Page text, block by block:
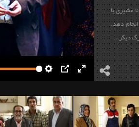
مشیری با
دهد.
دیگر...
Enter
fullscreen